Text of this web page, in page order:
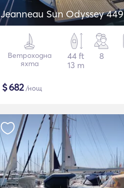
Jeanneau Sun Odyssey 449
Ветроходна
яхта
44 ft
13 m
8
$682/нощ